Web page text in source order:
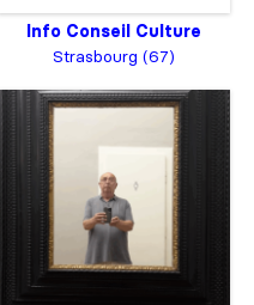
Info Conseil Culture
Strasbourg (67)